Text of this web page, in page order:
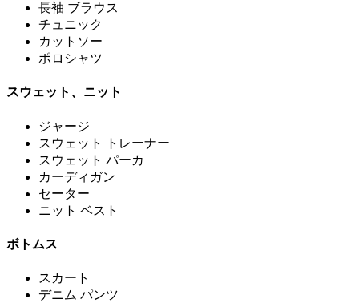
長袖 ブラウス
チュニック
カットソー
ポロシャツ
スウェット、ニット
ジャージ
スウェット トレーナー
スウェット パーカ
カーディガン
セーター
ニット ベスト
ボトムス
スカート
デニム パンツ